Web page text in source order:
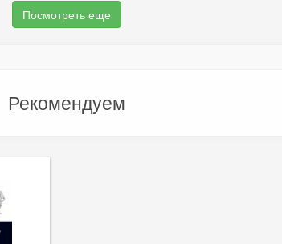
Посмотреть еще
Рекомендуем